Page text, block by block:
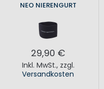
NEO NIERENGURT
29,90 €
Inkl. MwSt., zzgl.
Versandkosten